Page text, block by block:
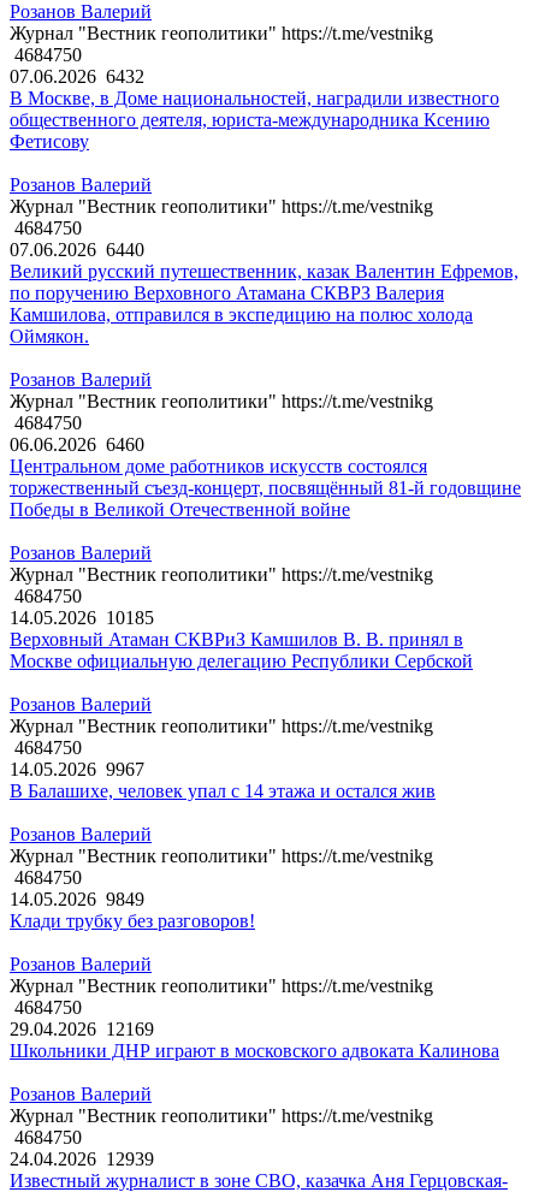
Розанов Валерий
Журнал "Вестник геополитики" https://t.me/vestnikg
4684750
07.06.2026 6432
В Москве, в Доме национальностей, наградили известного
общественного деятеля, юриста-международника Ксению
Фетисову
Розанов Валерий
Журнал "Вестник геополитики" https://t.me/vestnikg
4684750
07.06.2026 6440
Великий русский путешественник, казак Валентин Ефремов,
по поручению Верховного Атамана СКВРЗ Валерия
Камшилова, отправился в экспедицию на полюс холода
Оймякон.
Розанов Валерий
Журнал "Вестник геополитики" https://t.me/vestnikg
4684750
06.06.2026 6460
Центральном доме работников искусств состоялся
торжественный съезд-концерт, посвящённый 81-й годовщине
Победы в Великой Отечественной войне
Розанов Валерий
Журнал "Вестник геополитики" https://t.me/vestnikg
4684750
14.05.2026 10185
Верховный Атаман СКВРиЗ Камшилов В. В. принял в
Москве официальную делегацию Республики Сербской
Розанов Валерий
Журнал "Вестник геополитики" https://t.me/vestnikg
4684750
14.05.2026 9967
В Балашихе, человек упал с 14 этажа и остался жив
Розанов Валерий
Журнал "Вестник геополитики" https://t.me/vestnikg
4684750
14.05.2026 9849
Клади трубку без разговоров!
Розанов Валерий
Журнал "Вестник геополитики" https://t.me/vestnikg
4684750
29.04.2026 12169
Школьники ДНР играют в московского адвоката Калинова
Розанов Валерий
Журнал "Вестник геополитики" https://t.me/vestnikg
4684750
24.04.2026 12939
Известный журналист в зоне СВО, казачка Аня Герцовская-